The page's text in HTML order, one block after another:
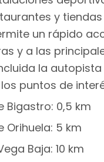
y tiendas
un rápido
y a las
la autopista
puntos de
Bigastro: 0,5 km
Orihuela: 5 km
Baja: 10 km